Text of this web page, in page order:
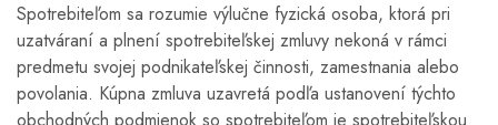
Spotrebiteľom sa rozumie výlučne fyzická osoba, ktorá pri
uzatváraní a plnení spotrebiteľskej zmluvy nekoná v rámci
predmetu svojej podnikateľskej činnosti, zamestnania alebo
povolania. Kúpna zmluva uzavretá podľa ustanovení týchto